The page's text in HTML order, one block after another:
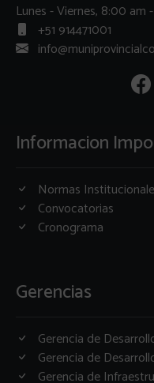
Lunes - Viernes, 8:00
+51 914471001
Informacion
Normas
Convocatorias
Cronograma
Gerencias
Gerencia de
Gerencia de
Gerencia de